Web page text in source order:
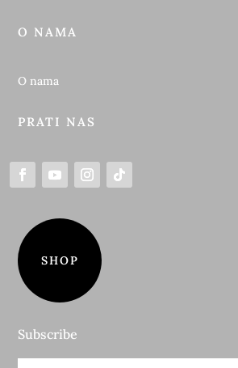
O NAMA
O nama
PRATI NAS
SHOP
Subscribe